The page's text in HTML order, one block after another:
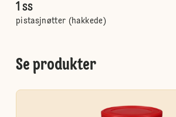
1 ss
pistasjnøtter (hakkede)
Se produkter